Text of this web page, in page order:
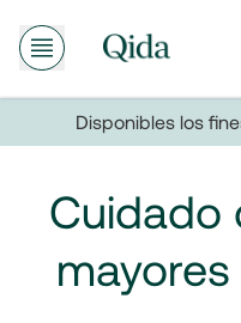
Disponibles los
Cuidado